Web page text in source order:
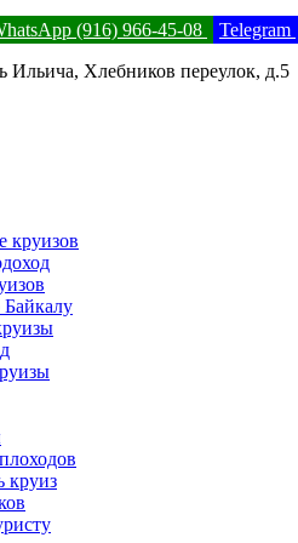
(916) 966-45-08 Telegram
Хлебников переулок, д.5
круизов
круиз